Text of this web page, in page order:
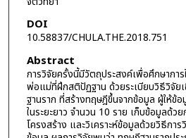
DOI
10.58837/CHULA.THE.2018.751
Abstract
การวิจัยครั้งนี้มีวัตถุประสงค์เพื่อศึกษากา
พ่อแม่ที่ฝึกสติปัฏฐาน ด้วยระเบียบวิธีวิจัย
ฐานราก ที่สร้างทฤษฎีขึ้นจากข้อมูล ผู้ให้
ในระยะยาว จำนวน 10 ราย เก็บข้อมูลด้
โครงสร้าง และวิเคราะห์ข้อมูลด้วยวิธีกา